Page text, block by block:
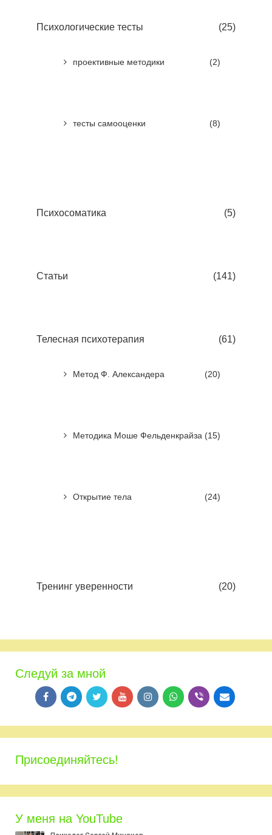
Психологические тесты (25)
проективные методики (2)
тесты самооценки (8)
Психосоматика (5)
Статьи (141)
Телесная психотерапия (61)
Метод Ф. Александера (20)
Методика Моше Фельденкрайза (15)
Открытие тела (24)
Тренинг уверенности (20)
Следуй за мной
Присоединяйтесь!
У меня на YouTube